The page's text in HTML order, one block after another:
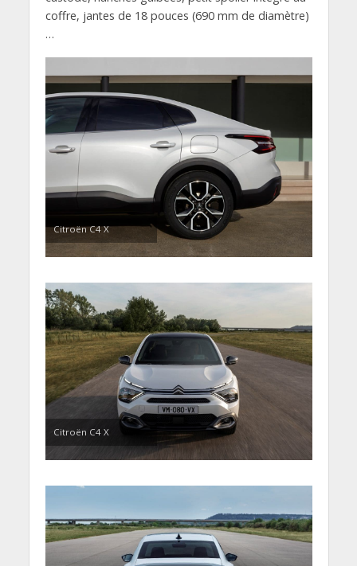
coffre, jantes de 18 pouces (690 mm de diamètre)
…
Citroën C4 X
Citroën C4 X